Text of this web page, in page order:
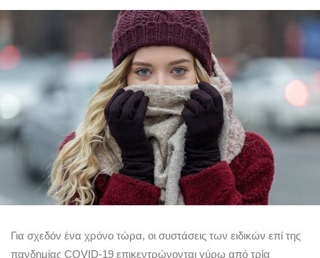
Για σχεδόν ένα χρόνο τώρα, οι συστάσεις των ειδικών επί της
πανδημίας COVID-19 επικεντρώνονται γύρω από τρία